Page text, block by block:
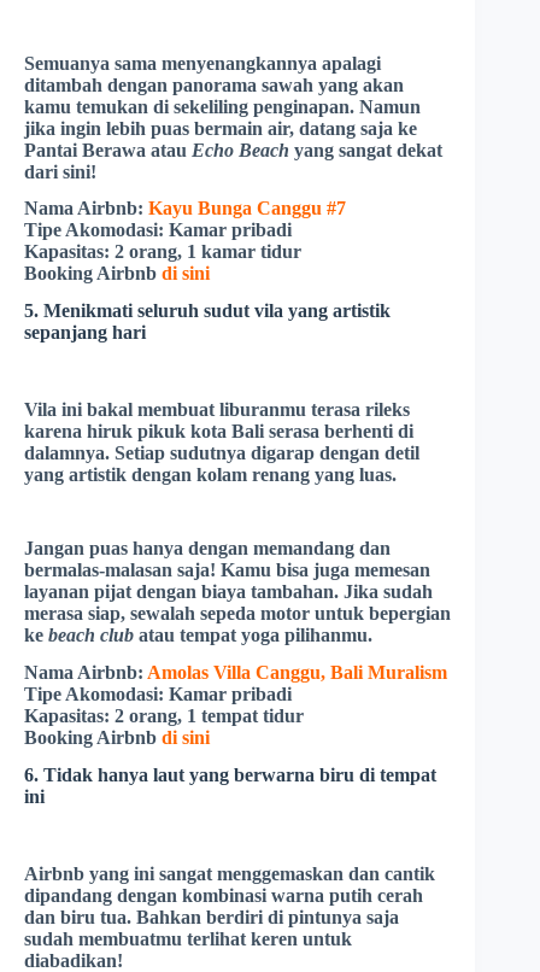
Semuanya sama menyenangkannya apalagi
ditambah dengan panorama sawah yang akan
kamu temukan di sekeliling penginapan. Namun
jika ingin lebih puas bermain air, datang saja ke
Pantai Berawa atau Echo Beach yang sangat dekat
dari sini!
Nama Airbnb: Kayu Bunga Canggu #7
Tipe Akomodasi: Kamar pribadi
Kapasitas: 2 orang, 1 kamar tidur
Booking Airbnb di sini
5. Menikmati seluruh sudut vila yang artistik
sepanjang hari
Vila ini bakal membuat liburanmu terasa rileks
karena hiruk pikuk kota Bali serasa berhenti di
dalamnya. Setiap sudutnya digarap dengan detil
yang artistik dengan kolam renang yang luas.
Jangan puas hanya dengan memandang dan
bermalas-malasan saja! Kamu bisa juga memesan
layanan pijat dengan biaya tambahan. Jika sudah
merasa siap, sewalah sepeda motor untuk bepergian
ke beach club atau tempat yoga pilihanmu.
Nama Airbnb: Amolas Villa Canggu, Bali Muralism
Tipe Akomodasi: Kamar pribadi
Kapasitas: 2 orang, 1 tempat tidur
Booking Airbnb di sini
6. Tidak hanya laut yang berwarna biru di tempat
ini
Airbnb yang ini sangat menggemaskan dan cantik
dipandang dengan kombinasi warna putih cerah
dan biru tua. Bahkan berdiri di pintunya saja
sudah membuatmu terlihat keren untuk
diabadikan!